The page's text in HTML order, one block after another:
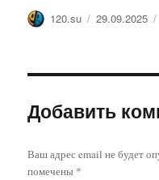
Автор
120.su 29.09.2025
Добавить
Ваш адрес email не будет
помечены *